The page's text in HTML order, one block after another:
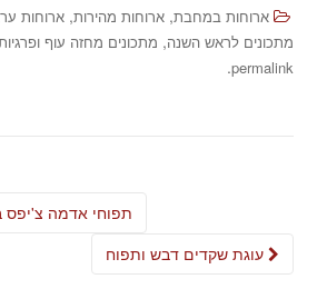
ארוחות במחבת, ארוחות מהירות, ארוחות
מתכונים לראש השנה, מתכונים מחזה עוף
permalink
.
תפוחי אדמה צ'יפס